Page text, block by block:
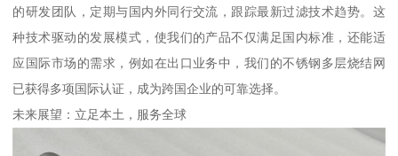
的研发团队，定期与国内外同行交流，跟踪最新过滤技术趋势。这
种技术驱动的发展模式，使我们的产品不仅满足国内标准，还能适
应国际市场的需求，例如在出口业务中，我们的不锈钢多层烧结网
已获得多项国际认证，成为跨国企业的可靠选择。
未来展望：立足本土，服务全球